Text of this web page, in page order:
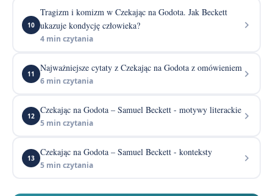
10
Tragizm i komizm w Czekając na Godota. Jak Beckett
ukazuje kondycję człowieka?
4 min czytania
11
Najważniejsze cytaty z Czekając na Godota z omówieniem
6 min czytania
12
Czekając na Godota – Samuel Beckett - motywy literackie
5 min czytania
13
Czekając na Godota – Samuel Beckett - konteksty
5 min czytania